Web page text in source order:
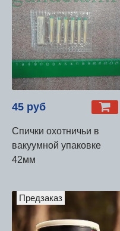
45 руб
Спички охотничьи в
вакуумной упаковке
42мм
Предзаказ